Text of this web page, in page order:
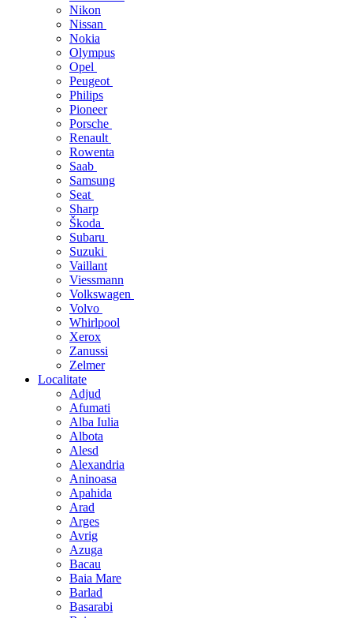
Nikon
Nissan
Nokia
Olympus
Opel
Peugeot
Philips
Pioneer
Porsche
Renault
Rowenta
Saab
Samsung
Seat
Sharp
Škoda
Subaru
Suzuki
Vaillant
Viessmann
Volkswagen
Volvo
Whirlpool
Xerox
Zanussi
Zelmer
Localitate
Adjud
Afumati
Alba Iulia
Albota
Alesd
Alexandria
Aninoasa
Apahida
Arad
Arges
Avrig
Azuga
Bacau
Baia Mare
Barlad
Basarabi